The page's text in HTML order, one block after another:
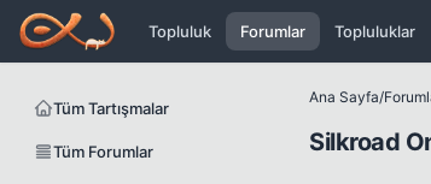
Icerige atla
Topluluk Forumlar Topluluklar
Tüm Tartışmalar
Tüm Forumlar
Ana Sayfa/
Silkroad